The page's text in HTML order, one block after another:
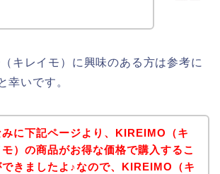
キレイモ）に興味のある方は参考に
幸いです。
みに下記ページより、KIREIMO（キ
モ）の商品がお得な価格で購入するこ
できましたよ♪なので、KIREIMO（キ